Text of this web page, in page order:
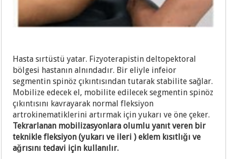
Hasta sırtüstü yatar. Fizyoterapistin deltopektoral
bölgesi hastanın alnındadır. Bir eliyle infeior
segmentin spinöz çıkıntısından tutarak stabilite sağlar.
Mobilize edecek el, mobilite edilecek segmentin spinöz
çıkıntısını kavrayarak normal fleksiyon
artrokinematiklerini artırmak için yukarı ve öne çeker.
Tekrarlanan mobilizasyonlara olumlu yanıt veren bir
teknikle fleksiyon (yukarı ve ileri ) eklem kısıtlığı ve
ağrısını tedavi için kullanılır.